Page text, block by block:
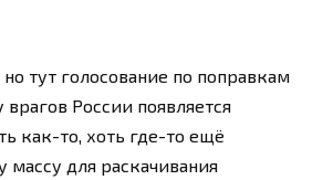
тут голосование по поправкам
врагов России появляется
как-то, хоть где-то ещё
массу для раскачивания